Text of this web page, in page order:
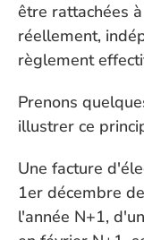
être rattachées
réellement,
règlement
Prenons
illustrer ce
Une facture
1er décembre
l'année N+1,